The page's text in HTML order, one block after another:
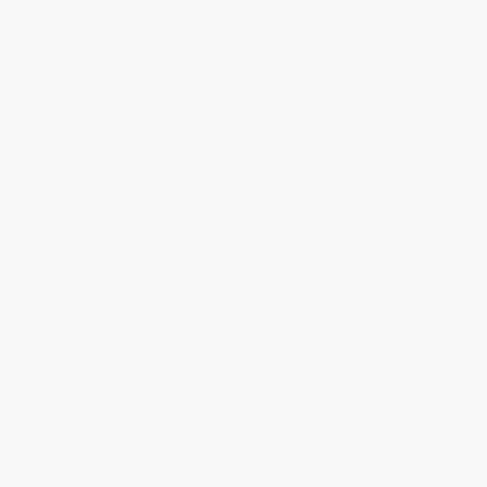
Öffnungszeiten und Informationen zu
erfolgt sind.
Raum werden aufgegriffen.